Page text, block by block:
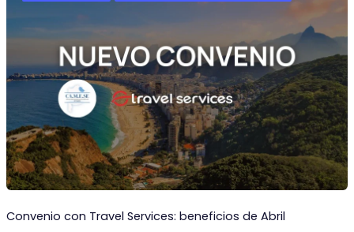
Convenio con Travel Services: beneficios de Abril